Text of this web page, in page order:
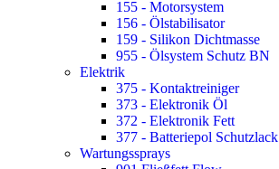
155 - Motorsystem
156 - Ölstabilisator
159 - Silikon Dichtmasse
955 - Ölsystem Schutz BN
Elektrik
375 - Kontaktreiniger
373 - Elektronik Öl
372 - Elektronik Fett
377 - Batteriepol Schutzlack
Wartungssprays